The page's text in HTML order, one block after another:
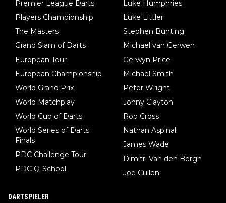
man nur zum Neurologen und nicht zum Mentaltrainer gehen…
Premier League Darts
Players Championship
The Masters
Grand Slam of Darts
European Tour
European Championship
World Grand Prix
World Matchplay
World Cup of Darts
World Series of Darts
Finals
PDC Challenge Tour
PDC Q-School
Luke Humphries
Luke Littler
Stephen Bunting
Michael van Gerwen
Gerwyn Price
Michael Smith
Peter Wright
Jonny Clayton
Rob Cross
Nathan Aspinall
James Wade
Dimitri Van den Bergh
Joe Cullen
DARTSPIELER